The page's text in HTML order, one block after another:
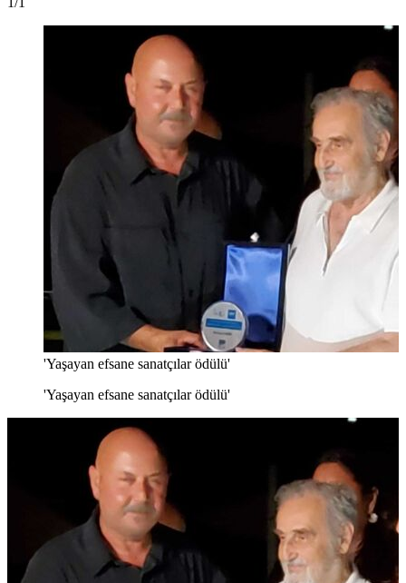
'Yaşayan efsane sanatçılar ödülü'
'Yaşayan efsane sanatçılar ödülü'